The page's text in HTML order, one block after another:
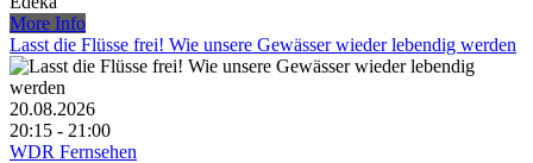
More Info
Lasst die Flüsse frei! Wie unsere Gewässer wieder lebendig werden
20.08.2026
20:15 - 21:00
WDR Fernsehen